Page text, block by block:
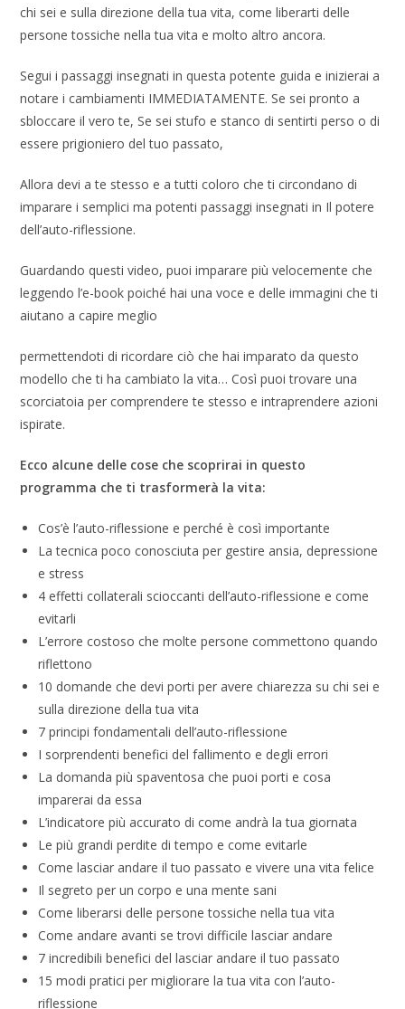
chi sei e sulla direzione della tua vita, come liberarti delle
persone tossiche nella tua vita e molto altro ancora.
Segui i passaggi insegnati in questa potente guida e inizierai a
notare i cambiamenti IMMEDIATAMENTE. Se sei pronto a
sbloccare il vero te, Se sei stufo e stanco di sentirti perso o di
essere prigioniero del tuo passato,
Allora devi a te stesso e a tutti coloro che ti circondano di
imparare i semplici ma potenti passaggi insegnati in Il potere
dell’auto-riflessione.
Guardando questi video, puoi imparare più velocemente che
leggendo l’e-book poiché hai una voce e delle immagini che ti
aiutano a capire meglio
permettendoti di ricordare ciò che hai imparato da questo
modello che ti ha cambiato la vita… Così puoi trovare una
scorciatoia per comprendere te stesso e intraprendere azioni
ispirate.
Ecco alcune delle cose che scoprirai in questo
programma che ti trasformerà la vita:
Cos’è l’auto-riflessione e perché è così importante
La tecnica poco conosciuta per gestire ansia, depressione
e stress
4 effetti collaterali scioccanti dell’auto-riflessione e come
evitarli
L’errore costoso che molte persone commettono quando
riflettono
10 domande che devi porti per avere chiarezza su chi sei e
sulla direzione della tua vita
7 principi fondamentali dell’auto-riflessione
I sorprendenti benefici del fallimento e degli errori
La domanda più spaventosa che puoi porti e cosa
imparerai da essa
L’indicatore più accurato di come andrà la tua giornata
Le più grandi perdite di tempo e come evitarle
Come lasciar andare il tuo passato e vivere una vita felice
Il segreto per un corpo e una mente sani
Come liberarsi delle persone tossiche nella tua vita
Come andare avanti se trovi difficile lasciar andare
7 incredibili benefici del lasciar andare il tuo passato
15 modi pratici per migliorare la tua vita con l’auto-
riflessione